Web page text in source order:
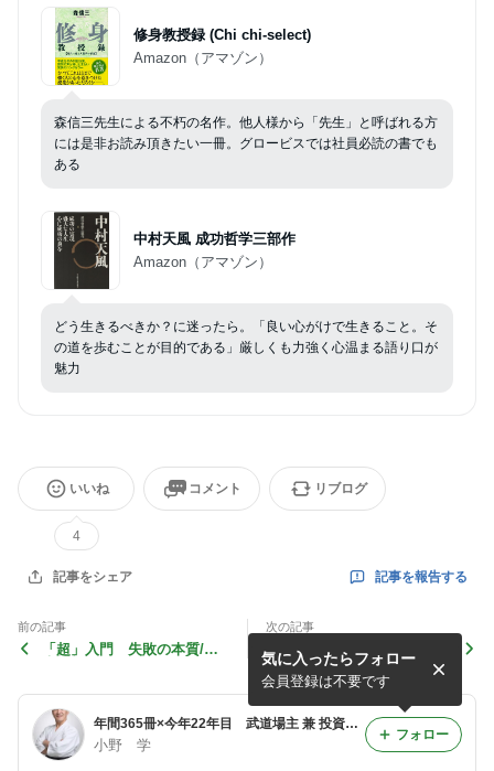
修身教授録 (Chi chi-select)
Amazon（アマゾン）
森信三先生による不朽の名作。他人様から「先生」と呼ばれる方
には是非お読み頂きたい一冊。グロービスでは社員必読の書でも
ある
中村天風 成功哲学三部作
Amazon（アマゾン）
どう生きるべきか？に迷ったら。「良い心がけで生きること。そ
の道を歩むことが目的である」厳しくも力強く心温まる語り口が
魅力
いいね
4
コメント リブログ
記事をシェア 記事を報告する
前の記事
「超」入門 失敗の本質/鈴
次の記事
あなたの会社が90日で儲か
る!/神田昌典 15032
年間365冊×今年22年目 武道場主 兼 投資会社・コンサル会社 オーナー社長 兼 グロービス経営大学院准教授による読書日記
小野 学
気に入ったらフォロー
会員登録は不要です
フォロー